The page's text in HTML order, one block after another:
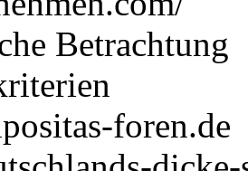
Betrachtung
foren.de